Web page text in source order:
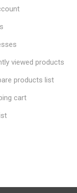
viewed products
products list
cart